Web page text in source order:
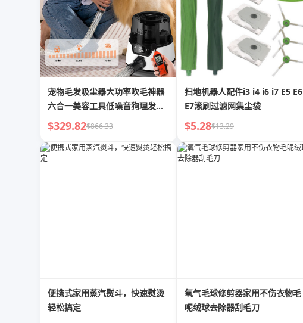
宠物毛发吸尘器大功率吹毛神器
六合一美容工具低噪音狗理发器
temu
$329.82$866.33
扫地机器人配件i3 i4 i6 i7 E5 E6
E7滚刷过滤网集尘袋
$5.28$13.29
便携式家用蒸汽熨斗，快速熨烫
轻松搞定
氧气毛球修剪器家用不伤衣物毛
呢绒球去除器刮毛刀